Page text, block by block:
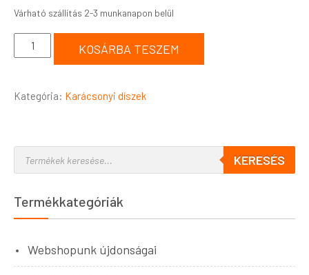
KOSÁRBA TESZEM
Kategória: Karácsonyi díszek
KERESÉS
Termékkategóriák
Webshopunk újdonságai